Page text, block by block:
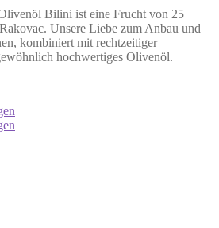
Bilini ist eine Frucht von 25
Unsere Liebe zum Anbau und
kombiniert mit rechtzeitiger
hochwertiges Olivenöl.